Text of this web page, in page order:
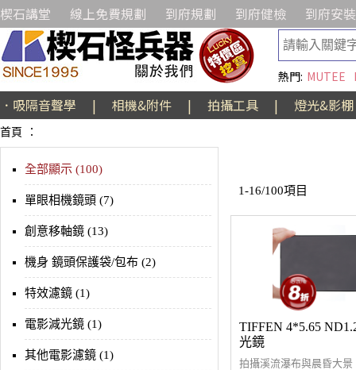
楔石講堂 線上免費規劃 到府規劃 到府健檢 到府安裝
熱門: MUTEE
．吸隔音聲學 | 相機&附件 | 拍攝工具 | 燈光&影棚
首頁 ：
全部顯示 (100)
單眼相機鏡頭 (7)
創意移軸鏡 (13)
機身 鏡頭保護袋/包布 (2)
特效濾鏡 (1)
電影減光鏡 (1)
其他電影濾鏡 (1)
1-16/100項目
TIFFEN 4*5.65
光鏡
拍攝溪流瀑布與晨昏大景